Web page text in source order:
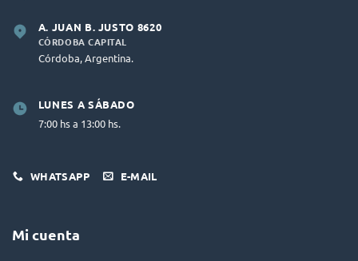
A. JUAN B. JUSTO 8620
CÓRDOBA CAPITAL
Córdoba, Argentina.
LUNES A SÁBADO
7:00 hs a 13:00 hs.
WHATSAPP E-MAIL
Mi cuenta